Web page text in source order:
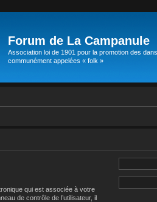
Forum de La Campanule
Association loi de 1901 pour la promotion des
communément appelées « folk »
qui est associée à votre
de contrôle de l’utilisateur, il